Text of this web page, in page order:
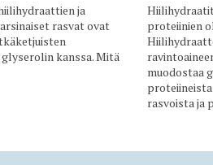
ja
rasvat ovat
kanssa. Mitä
proteiinien
muodostaa
rasvoista ja